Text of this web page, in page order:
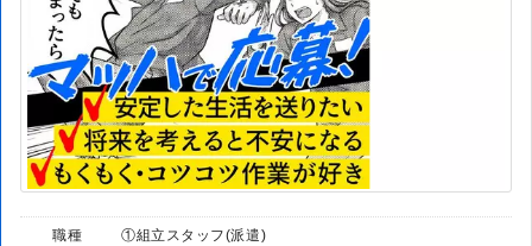
職種 ①組立スタッフ(派遣)